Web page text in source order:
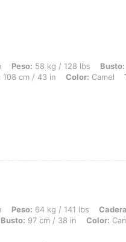
/ 128 lbs, Busto: 75 cm / 30 in,
Peso: 58 kg / 128 lbs Busto:
108 cm / 43 in Color: Camel
/ 141 lbs, Caderas: 111 cm / 44
Peso: 64 kg / 141 lbs
Busto: 97 cm / 38 in Color: